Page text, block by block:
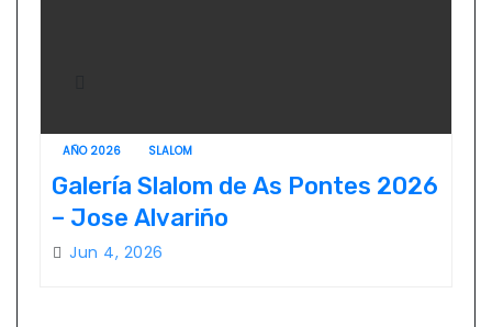
AÑO 2026 SLALOM
Galería Slalom de As Pontes 2026
– Jose Alvariño
Jun 4, 2026